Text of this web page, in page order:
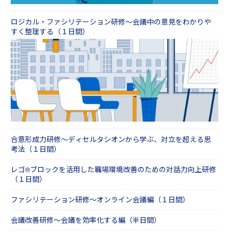
ロジカル・ファシリテーション研修～会議中の意見をわかりや
すく整理する（１日間）
合意形成力研修～ディセルタシオンから学ぶ、対立を超える思
考法（１日間）
レゴ®ブロックを活用した職場環境改善のための対話力向上研修
（１日間）
ファシリテーション研修～オンライン会議編（１日間）
会議改善研修～会議を効率化する編（半日間）